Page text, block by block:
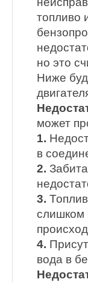
топливо
но это
Ниже
может
1.
в
2.
3.
слишком
4.
вода в